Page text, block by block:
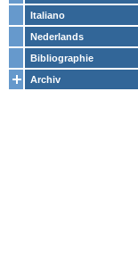
Italiano
Nederlands
Bibliographie
Archiv